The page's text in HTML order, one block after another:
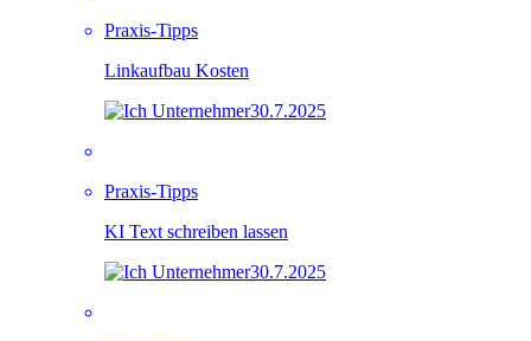
Praxis-Tipps
Linkaufbau Kosten
30.7.2025
Praxis-Tipps
KI Text schreiben lassen
30.7.2025